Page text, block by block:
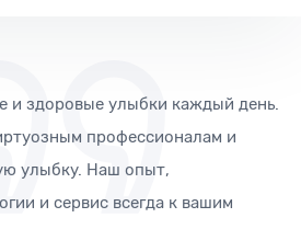
и здоровые улыбки каждый день.
профессионалам и
улыбку. Наш опыт,
и сервис всегда к вашим